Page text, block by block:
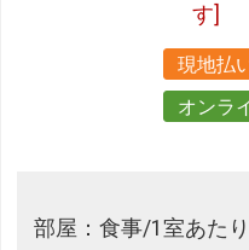
す]
現地払
オンラ
部屋：食事/1室あた